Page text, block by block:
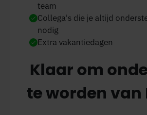
team
Collega's die je altijd
nodig
Extra vakantiedagen
Klaar om
te worden van